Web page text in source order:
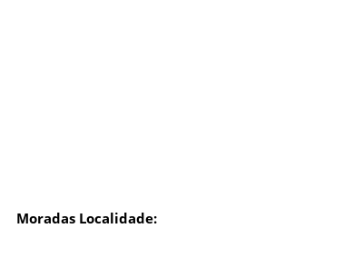
Moradas Localidade: